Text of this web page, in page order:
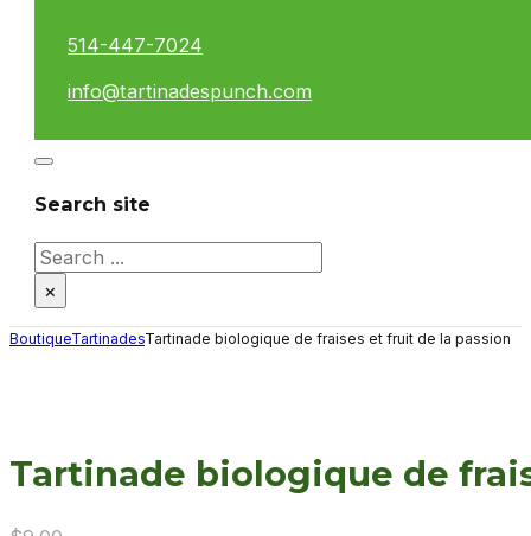
514-447-7024
info@tartinadespunch.com
Search site
Search
×
BoutiqueTartinadesTartinade biologique de fraises et fruit de la passion
Tartinade biologique de